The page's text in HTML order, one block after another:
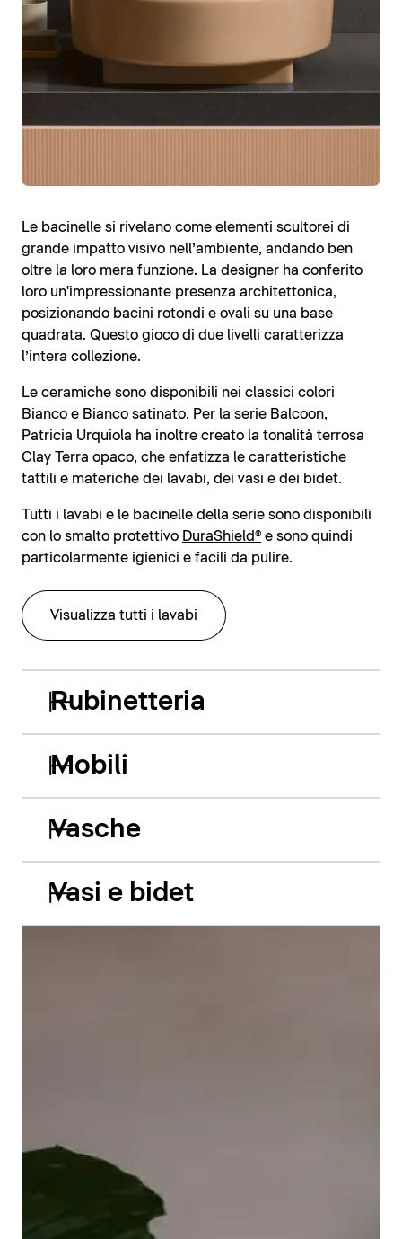
Le bacinelle si rivelano come elementi scultorei di
grande impatto visivo nell’ambiente, andando ben
oltre la loro mera funzione. La designer ha conferito
loro un'impressionante presenza architettonica,
posizionando bacini rotondi e ovali su una base
quadrata. Questo gioco di due livelli caratterizza
l’intera collezione.
Le ceramiche sono disponibili nei classici colori
Bianco e Bianco satinato. Per la serie Balcoon,
Patricia Urquiola ha inoltre creato la tonalità terrosa
Clay Terra opaco, che enfatizza le caratteristiche
tattili e materiche dei lavabi, dei vasi e dei bidet.
Tutti i lavabi e le bacinelle della serie sono disponibili
con lo smalto protettivo DuraShield® e sono quindi
particolarmente igienici e facili da pulire.
Visualizza tutti i lavabi
Rubinetteria
Mobili
Vasche
Le vasche da incasso in acrilico Balcoon riprendono
abilmente il gioco di due livelli e presentano due
caratteristiche estetiche di grande impatto: il bordo
Vasi e bidet